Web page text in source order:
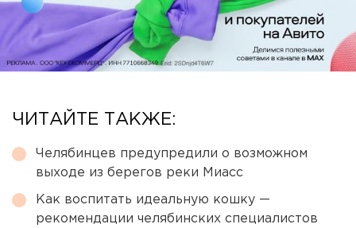
ЧИТАЙТЕ ТАКЖЕ:
Челябинцев предупредили о возможном
выходе из берегов реки Миасс
Как воспитать идеальную кошку —
рекомендации челябинских специалистов